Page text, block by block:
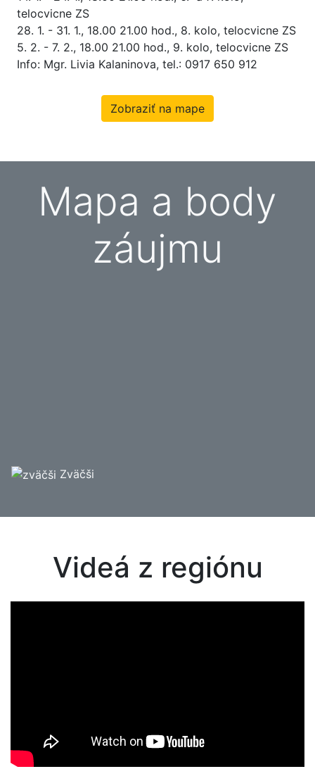
telocvicne ZS
28. 1. - 31. 1., 18.00 21.00 hod., 8. kolo, telocvicne ZS
5. 2. - 7. 2., 18.00 21.00 hod., 9. kolo, telocvicne ZS
Info: Mgr. Livia Kalaninova, tel.: 0917 650 912
Zobraziť na mape
Mapa a body
záujmu
Zväčši
Videá z regiónu